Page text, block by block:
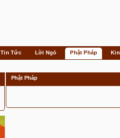
Tin Tức Lời Ngỏ Phật Pháp
Phật Pháp